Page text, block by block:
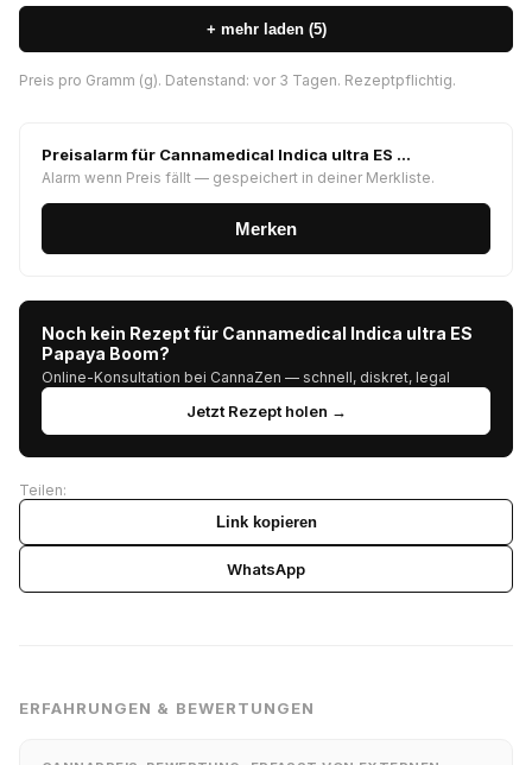
+ mehr laden (5)
Preis pro Gramm (g). Datenstand: vor 3 Tagen. Rezeptpflichtig.
Preisalarm für Cannamedical Indica ultra ES …
Alarm wenn Preis fällt — gespeichert in deiner Merkliste.
Merken
Noch kein Rezept für Cannamedical Indica ultra ES
Papaya Boom?
Online-Konsultation bei CannaZen — schnell, diskret, legal
Jetzt Rezept holen →
Teilen:
Link kopieren
WhatsApp
ERFAHRUNGEN & BEWERTUNGEN